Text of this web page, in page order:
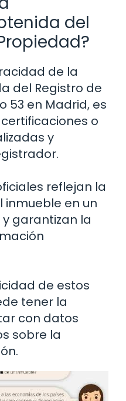
del
de la
del Registro de
53 en Madrid, es
o
y
reflejan la
inmueble en un
garantizan la
de estos
tener la
con datos
sobre la